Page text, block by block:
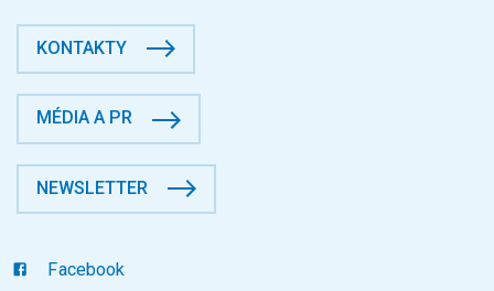
KONTAKTY
MÉDIA A PR
NEWSLETTER
Facebook